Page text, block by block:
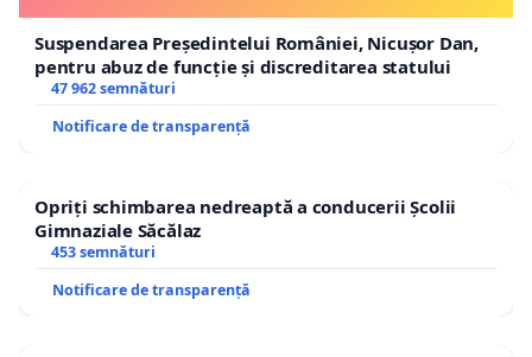
Suspendarea Președintelui României, Nicușor Dan,
pentru abuz de funcție și discreditarea statului
47 962 semnături
Notificare de transparență
Opriți schimbarea nedreaptă a conducerii Școlii
Gimnaziale Săcălaz
453 semnături
Notificare de transparență